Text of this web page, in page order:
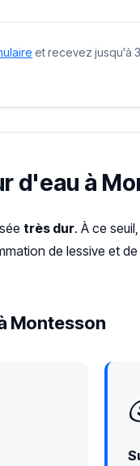
et recevez jusqu'à
d'eau à
très dur. À ce
de lessive et
Montesson